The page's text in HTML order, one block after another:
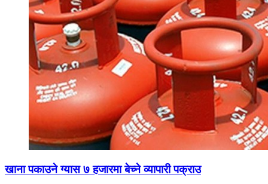
खाना पकाउने ग्यास ७ हजारमा बेच्ने व्यापारी पक्राउ